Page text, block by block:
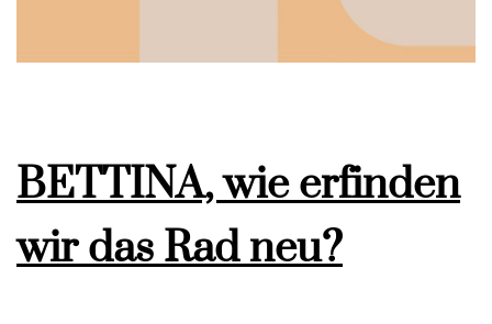
BETTINA, wie erfinden
wir das Rad neu?